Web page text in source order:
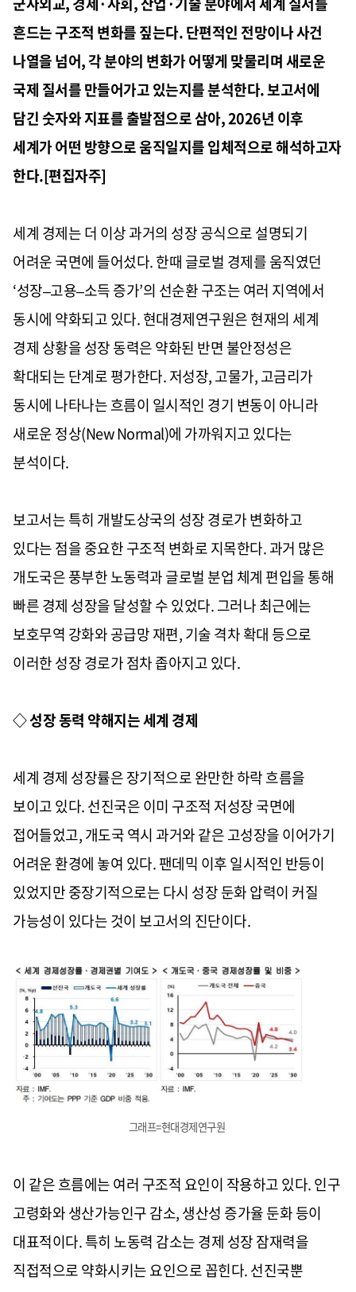
흔드는 구조적 변화를 짚는다. 단편적인 전망이나 사건
나열을 넘어, 각 분야의 변화가 어떻게 맞물리며 새로운
국제 질서를 만들어가고 있는지를 분석한다. 보고서에
담긴 숫자와 지표를 출발점으로 삼아, 2026년 이후
세계가 어떤 방향으로 움직일지를 입체적으로 해석하고자
한다.[편집자주]
세계 경제는 더 이상 과거의 성장 공식으로 설명되기
어려운 국면에 들어섰다. 한때 글로벌 경제를 움직였던
‘성장–고용–소득 증가’의 선순환 구조는 여러 지역에서
동시에 약화되고 있다. 현대경제연구원은 현재의 세계
경제 상황을 성장 동력은 약화된 반면 불안정성은
확대되는 단계로 평가한다. 저성장, 고물가, 고금리가
동시에 나타나는 흐름이 일시적인 경기 변동이 아니라
새로운 정상(New Normal)에 가까워지고 있다는
분석이다.
보고서는 특히 개발도상국의 성장 경로가 변화하고
있다는 점을 중요한 구조적 변화로 지목한다. 과거 많은
개도국은 풍부한 노동력과 글로벌 분업 체계 편입을 통해
빠른 경제 성장을 달성할 수 있었다. 그러나 최근에는
보호무역 강화와 공급망 재편, 기술 격차 확대 등으로
이러한 성장 경로가 점차 좁아지고 있다.
◇ 성장 동력 약해지는 세계 경제
세계 경제 성장률은 장기적으로 완만한 하락 흐름을
보이고 있다. 선진국은 이미 구조적 저성장 국면에
접어들었고, 개도국 역시 과거와 같은 고성장을 이어가기
어려운 환경에 놓여 있다. 팬데믹 이후 일시적인 반등이
있었지만 중장기적으로는 다시 성장 둔화 압력이 커질
가능성이 있다는 것이 보고서의 진단이다.
그래프=현대경제연구원
이 같은 흐름에는 여러 구조적 요인이 작용하고 있다. 인구
고령화와 생산가능인구 감소, 생산성 증가율 둔화 등이
대표적이다. 특히 노동력 감소는 경제 성장 잠재력을
직접적으로 약화시키는 요인으로 꼽힌다. 선진국뿐